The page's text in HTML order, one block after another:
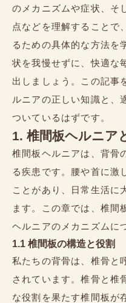
のメカニズムや症状、そ
点などを理解することで
るための具体的な方法を
状を我慢せずに、快適な
出しましょう。この記事
ルニアの正しい知識と、
ついているはずです。
1. 椎間板ヘルニア
椎間板ヘルニアは、背骨
る疾患です。腰や首に激
ことがあり、日常生活に
ます。この章では、椎間
ヘルニアのメカニズムに
1.1 椎間板の構造と役割
私たちの背骨は、椎骨と
されています。椎骨と椎
な役割を果たす椎間板が